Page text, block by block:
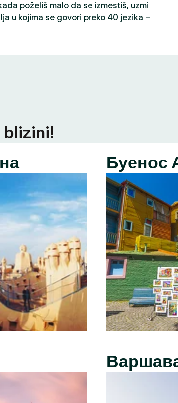
poželiš malo da se izmestiš, uzmi
u kojima se govori preko 40 jezika –
blizini!
Буенос